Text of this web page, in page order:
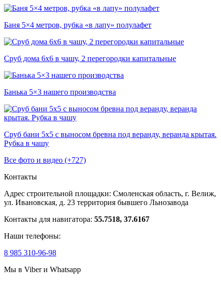
Баня 5×4 метров, рубка «в лапу» полулафет
Сруб дома 6х6 в чашу, 2 перегородки капитальные
Банька 5×3 нашего производства
Сруб бани 5х5 с выносом бревна под веранду, веранда крытая.
Рубка в чашу
Все фото и видео (+727)
Контакты
Адрес строительной площадки: Смоленская область, г. Велиж,
ул. Ивановская, д. 23 территория бывшего Льнозавода
Контакты для навигатора: 55.7518, 37.6167
Наши телефоны:
8 985 310-96-98
Мы в Viber и Whatsapp